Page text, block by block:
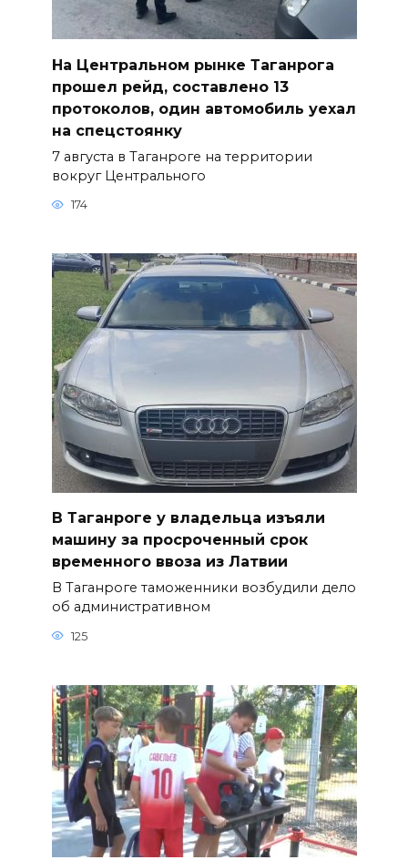
На Центральном рынке Таганрога
прошел рейд, составлено 13
протоколов, один автомобиль уехал
на спецстоянку
7 августа в Таганроге на территории
вокруг Центрального
174
В Таганроге у владельца изъяли
машину за просроченный срок
временного ввоза из Латвии
В Таганроге таможенники возбудили дело
об административном
125